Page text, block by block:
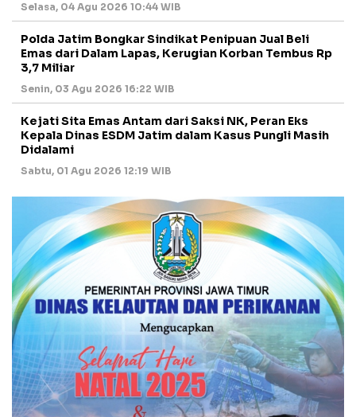
Selasa, 04 Agu 2026 10:44 WIB
Polda Jatim Bongkar Sindikat Penipuan Jual Beli
Emas dari Dalam Lapas, Kerugian Korban Tembus Rp
3,7 Miliar
Senin, 03 Agu 2026 16:22 WIB
Kejati Sita Emas Antam dari Saksi NK, Peran Eks
Kepala Dinas ESDM Jatim dalam Kasus Pungli Masih
Didalami
Sabtu, 01 Agu 2026 12:19 WIB